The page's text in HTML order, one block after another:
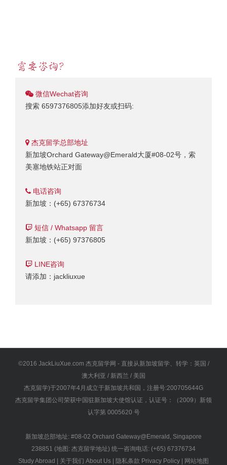
微信Wechat咨询
搜索 6597376805添加好友或扫码:
杰克留学总部地址
新加坡Orchard Gateway@Emerald大厦#08-02号，索
美塞地铁站正对面
电话咨询
新加坡：(+65) 67376734
短信 / Whatsapp 留言
新加坡：(+65) 97376805
LINE咨询
请添加：jackliuxue
©2016 JackLiuXue.com 杰克留学网 - 直接从新加坡留学、转学：英国 /
澳大利亚 / 新西兰 / 美国
杰克留学)于2007年4月成立于新加坡共和国，注册号:200705644G
杰克留学集团公司荣获中国驻新加坡大使馆认证，认证号：（2009）新领
认字第 0005620 号
新加坡总部地址: #08-02 Orchard Gateway@Emerald, Singapore
238851 (地图: 杰克留学地址) 统一咨询电话: (+65) 67376734
Study Abroad | 关于我们 About Us | 隐私条款 Privacy Policy | 网站地图